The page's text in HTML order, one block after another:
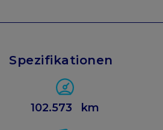
Spezifikationen
102.573 km